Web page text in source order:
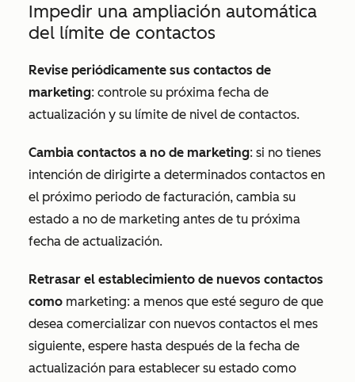
Impedir una ampliación automática
del límite de contactos
Revise periódicamente sus contactos de
marketing: controle su próxima fecha de
actualización y su límite de nivel de contactos.
Cambia contactos a no de marketing: si no tienes
intención de dirigirte a determinados contactos en
el próximo periodo de facturación, cambia su
estado a no de marketing antes de tu próxima
fecha de actualización.
Retrasar el establecimiento de nuevos contactos
como marketing: a menos que esté seguro de que
desea comercializar con nuevos contactos el mes
siguiente, espere hasta después de la fecha de
actualización para establecer su estado como